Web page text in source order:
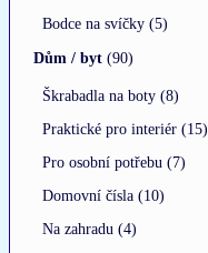
Bodce na svíčky (5)
Dům / byt (90)
Škrabadla na boty (8)
Praktické pro interiér (15)
Pro osobní potřebu (7)
Domovní čísla (10)
Na zahradu (4)